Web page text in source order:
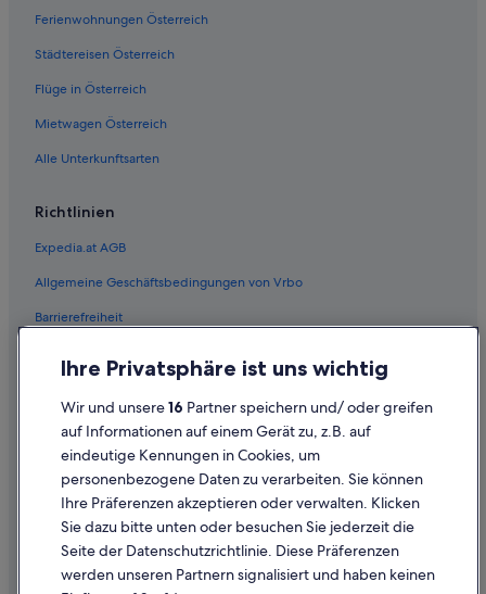
Ferienwohnungen Österreich
Städtereisen Österreich
Flüge in Österreich
Mietwagen Österreich
Alle Unterkunftsarten
Richtlinien
Expedia.at AGB
Allgemeine Geschäftsbedingungen von Vrbo
Barrierefreiheit
Rechtliche Hinweise/Kontakt
Inhaltsrichtlinien und Melden von Inhalten
Hilfe
Hilfe
Ihre Privatsphäre ist uns wichtig
Wir und unsere16 Partner speichern und/ oder greifen
auf Informationen auf einem Gerät zu, z.B. auf
eindeutige Kennungen in Cookies, um
personenbezogene Daten zu verarbeiten. Sie können
Ihre Präferenzen akzeptieren oder verwalten. Klicken
Sie dazu bitte unten oder besuchen Sie jederzeit die
Seite der Datenschutzrichtlinie. Diese Präferenzen
werden unseren Partnern signalisiert und haben keinen